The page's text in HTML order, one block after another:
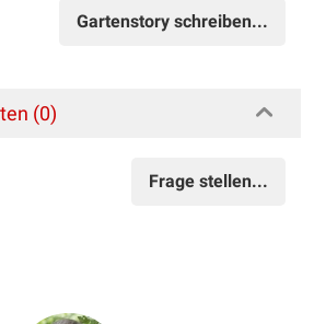
Gartenstory schreiben...
(0)
Frage stellen...